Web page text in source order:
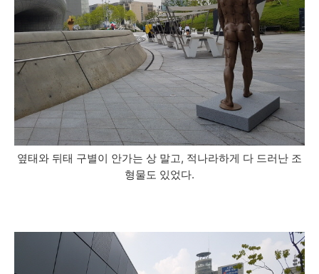
옆태와 뒤태 구별이 안가는 상 말고, 적나라하게 다 드러난 조
형물도 있었다.